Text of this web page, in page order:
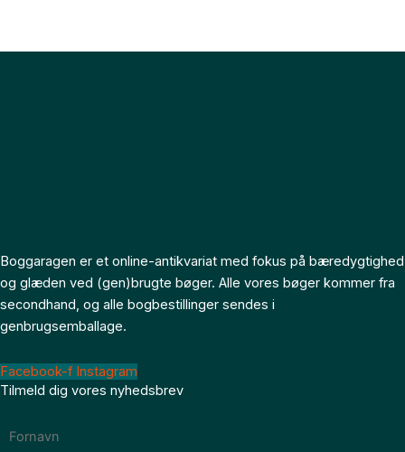
Boggaragen er et online-antikvariat med fokus på bæredygtighed
og glæden ved (gen)brugte bøger. Alle vores bøger kommer fra
secondhand, og alle bogbestillinger sendes i
genbrugsemballage.
Facebook-f Instagram
Tilmeld dig vores nyhedsbrev